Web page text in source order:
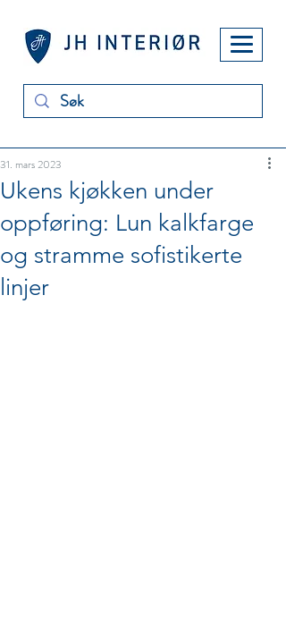
Ukens kjøkken under
oppføring: Lun kalkfarge
og stramme sofistikerte
linjer
31. mars 2023